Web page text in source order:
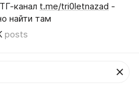
канал t.me/tri0letnazad -
найти там
posts